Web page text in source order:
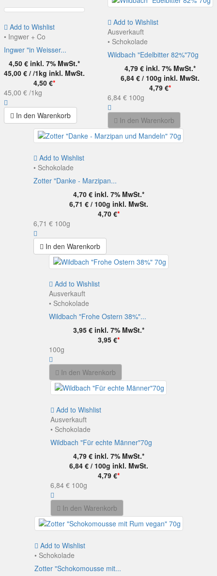
Add to Wishlist
• Ingwer + Co
Ingwer "in Weisser...
4,50 € inkl. 7% MwSt.*
45,00 € / /1kg inkl. MwSt.
4,50 €*
45,00 € /1kg
In den Warenkorb
Add to Wishlist
Ausverkauft
• Schokolade
Wildbach "Edelbitter 82%"70g
4,79 € inkl. 7% MwSt.*
6,84 € / 100g inkl. MwSt.
4,79 €*
6,84 € 100g
In den Warenkorb
Add to Wishlist
• Schokolade
Zotter "Danke - Marzipan...
4,70 € inkl. 7% MwSt.*
6,71 € / 100g inkl. MwSt.
4,70 €*
6,71 € 100g
In den Warenkorb
Add to Wishlist
Ausverkauft
• Schokolade
Wildbach "Frohe Ostern 38%"...
3,95 € inkl. 7% MwSt.*
3,95 €*
100g
In den Warenkorb
Add to Wishlist
Ausverkauft
• Schokolade
Wildbach "Für echte Männer"70g
4,79 € inkl. 7% MwSt.*
6,84 € / 100g inkl. MwSt.
4,79 €*
6,84 € 100g
In den Warenkorb
Add to Wishlist
• Schokolade
Zotter "Schokomousse mit...